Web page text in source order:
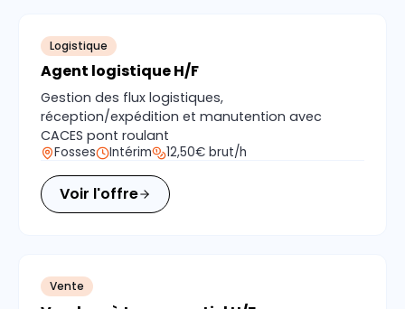
Logistique
Agent logistique H/F
Gestion des flux logistiques,
réception/expédition et manutention avec
CACES pont roulant
Fosses Intérim 12,50€ brut/h
Voir l'offre
Vente